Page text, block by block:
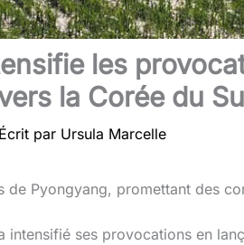
les
la Corée du
Écrit par Ursula Marcelle
de Pyongyang, promettant des
intensifié ses provocations en